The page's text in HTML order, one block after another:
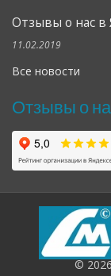
Отзывы о нас в
11.02.2019
Все новости
Отзывы о
©